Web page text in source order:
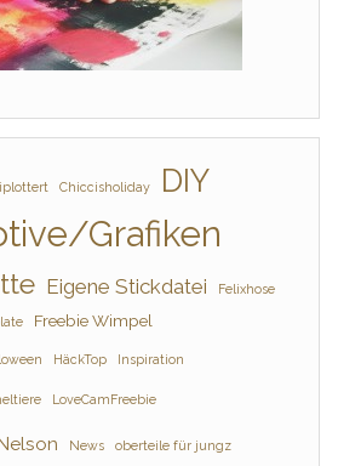
Chiccisholiday DIY
Grafiken
Eigene Stickdatei Felixhose
Freebie Wimpel
HäckTop Inspiration
LoveCamFreebie
News oberteile für jungz